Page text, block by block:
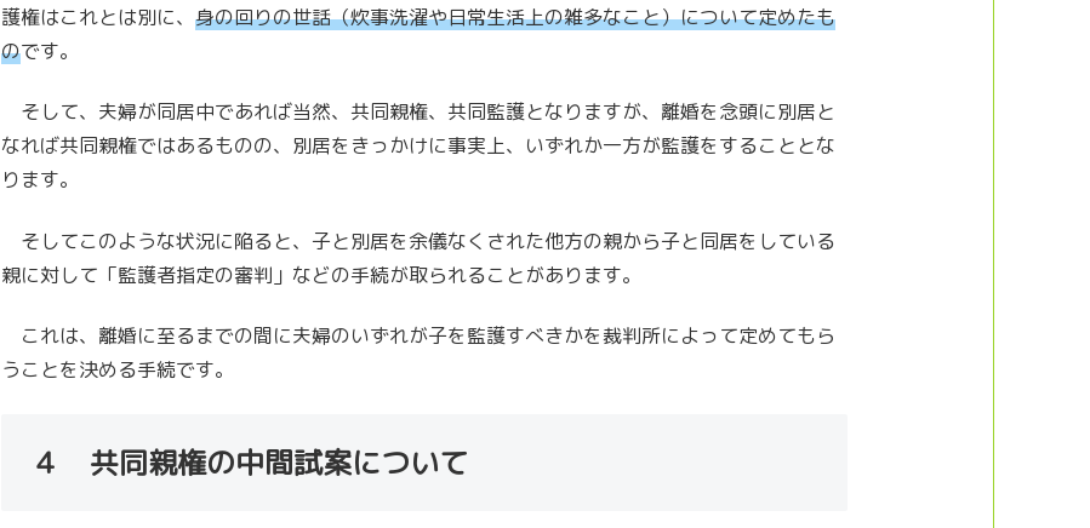
護権はこれとは別に、 身の回りの世話（炊事洗濯や日常生活上の雑多なこと）について定めたも
のです。
そして、夫婦が同居中であれば当然、共同親権、共同監護となりますが、離婚を念頭に別居と
なれば共同親権ではあるものの、別居をきっかけに事実上、いずれか一方が監護をすることとな
ります。
そしてこのような状況に陥ると、子と別居を余儀なくされた他方の親から子と同居をしている
親に対して「監護者指定の審判」などの手続が取られることがあります。
これは、離婚に至るまでの間に夫婦のいずれが子を監護すべきかを裁判所によって定めてもら
うことを決める手続です。
４ 共同親権の中間試案について